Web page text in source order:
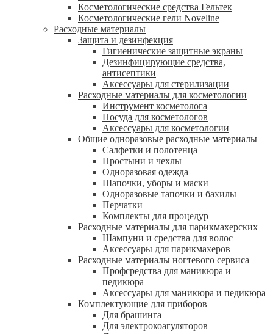
Косметологические средства Гельтек
Косметологические гели Noveline
Расходные материалы
Защита и дезинфекция
Гигиенические защитные экраны
Дезинфицирующие средства,
антисептики
Аксессуары для стерилизации
Расходные материалы для косметологии
Инструмент косметолога
Посуда для косметологов
Аксессуары для косметологии
Общие одноразовые расходные материалы
Салфетки и полотенца
Простыни и чехлы
Одноразовая одежда
Шапочки, уборы и маски
Одноразовые тапочки и бахилы
Перчатки
Комплекты для процедур
Расходные материалы для парикмахерских
Шампуни и средства для волос
Аксессуары для парикмахеров
Расходные материалы ногтевого сервиса
Профсредства для маникюра и
педикюра
Аксессуары для маникюра и педикюра
Комплектующие для приборов
Для брашинга
Для электрокоагуляторов